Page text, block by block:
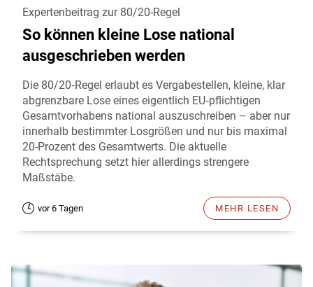
Expertenbeitrag zur 80/20-Regel
So können kleine Lose national
ausgeschrieben werden
Die 80/20‑Regel erlaubt es Vergabestellen, kleine, klar
abgrenzbare Lose eines eigentlich EU‑pflichtigen
Gesamtvorhabens national auszuschreiben – aber nur
innerhalb bestimmter Losgrößen und nur bis maximal
20-Prozent des Gesamtwerts. Die aktuelle
Rechtsprechung setzt hier allerdings strengere
Maßstäbe.
vor 6 Tagen MEHR LESEN